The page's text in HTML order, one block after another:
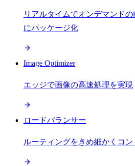
リアルタイムでオンデマンド
にパッケージ化
Image Optimizer
エッジで画像の高速処理を実現
ロードバランサー
ルーティングをきめ細かくコ